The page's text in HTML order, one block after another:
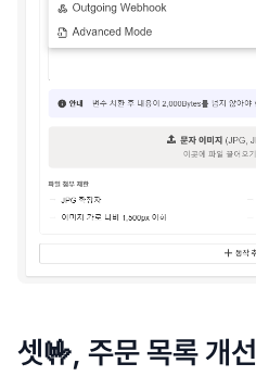
셋🤟, 주문 목록 개선